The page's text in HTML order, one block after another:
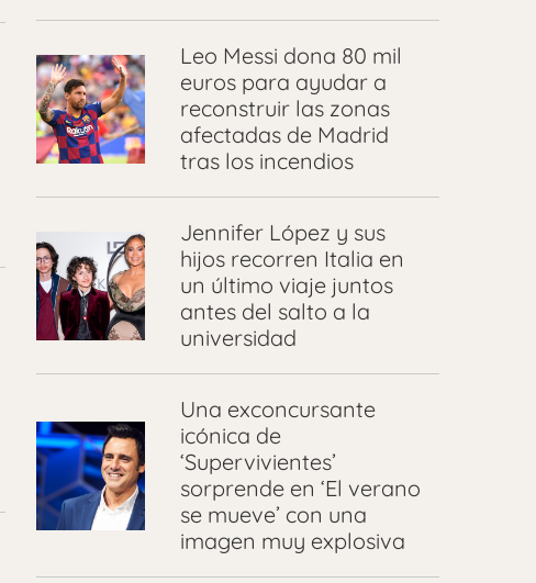
Leo Messi dona 80 mil
euros para ayudar a
reconstruir las zonas
afectadas de Madrid
tras los incendios
Jennifer López y sus
hijos recorren Italia en
un último viaje juntos
antes del salto a la
universidad
Una exconcursante
icónica de
‘Supervivientes’
sorprende en ‘El verano
se mueve’ con una
imagen muy explosiva